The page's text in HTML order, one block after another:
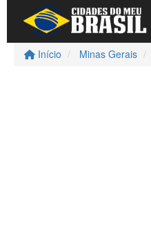
Início Minas Gerais